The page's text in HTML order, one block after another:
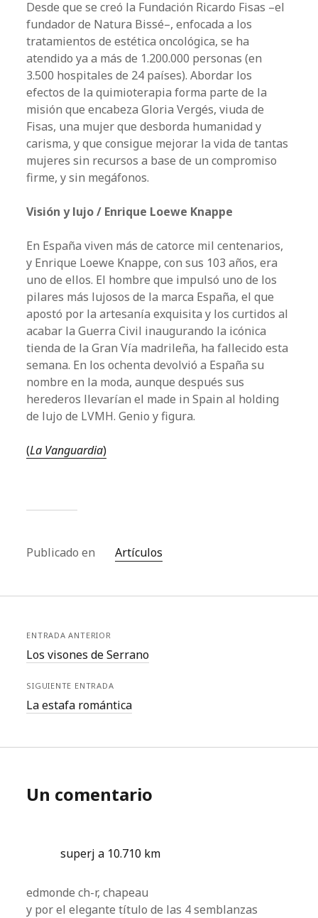
Desde que se creó la Fundación Ricardo Fisas –el
fundador de Natura Bissé–, enfocada a los
tratamientos de estética oncológica, se ha
atendido ya a más de 1.200.000 personas (en
3.500 hospitales de 24 países). Abordar los
efectos de la quimioterapia forma parte de la
misión que encabeza Gloria Vergés, viuda de
Fisas, una mujer que desborda humanidad y
carisma, y que consigue mejorar la vida de tantas
mujeres sin recursos a base de un compromiso
firme, y sin megáfonos.
Visión y lujo / Enrique Loewe Knappe
En España viven más de catorce mil centenarios,
y Enrique Loewe Knappe, con sus 103 años, era
uno de ellos. El hombre que impulsó uno de los
pilares más lujosos de la marca España, el que
apostó por la artesanía exquisita y los curtidos al
acabar la Guerra Civil inaugurando la icónica
tienda de la Gran Vía madrileña, ha fallecido esta
semana. En los ochenta devolvió a España su
nombre en la moda, aunque después sus
herederos llevarían el made in Spain al holding
de lujo de LVMH. Genio y figura.
(La Vanguardia)
Publicado en Artículos
ENTRADA ANTERIOR
Los visones de Serrano
SIGUIENTE ENTRADA
La estafa romántica
Un comentario
superj a 10.710 km
edmonde ch-r, chapeau
y por el elegante título de las 4 semblanzas